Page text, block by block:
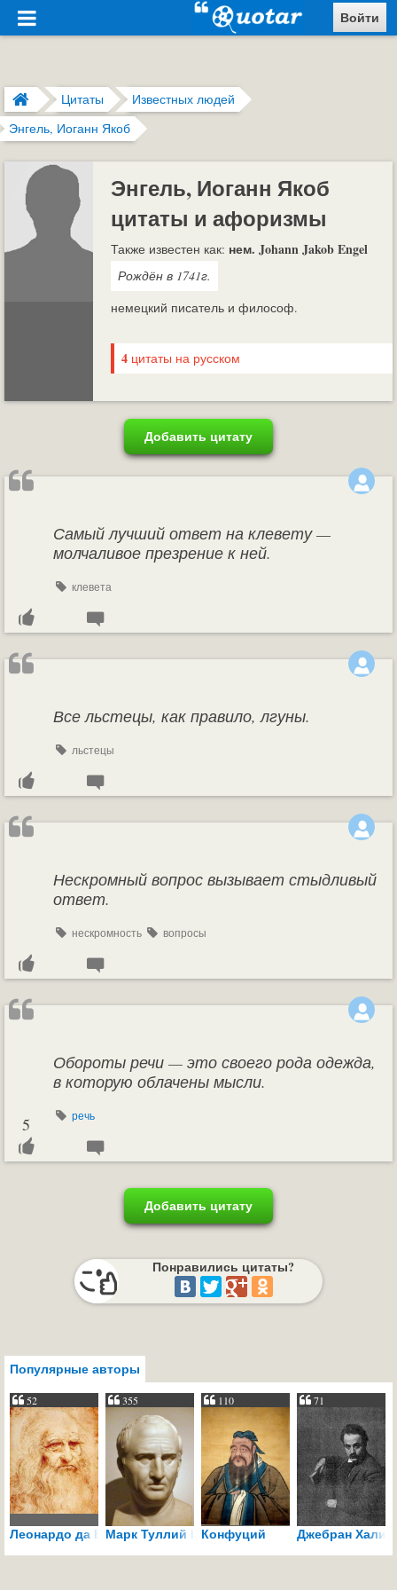
Войти
Цитаты
Известных людей
Энгель, Иоганн Якоб
Энгель, Иоганн Якоб
цитаты и афоризмы
Также известен как: нем. Johann Jakob Engel
Рождён в 1741г.
немецкий писатель и философ.
4 цитаты на русском
Добавить цитату
Самый лучший ответ на клевету —
молчаливое презрение к ней.
клевета
Все льстецы, как правило, лгуны.
льстецы
Нескромный вопрос вызывает стыдливый
ответ.
нескромность вопросы
Обороты речи — это своего рода одежда,
в которую облачены мысли.
речь
5
Добавить цитату
Понравились цитаты?
Популярные авторы
52
Леонардо да Винчи
355
Марк Туллий Цицерон
110
Конфуций
71
Джебран